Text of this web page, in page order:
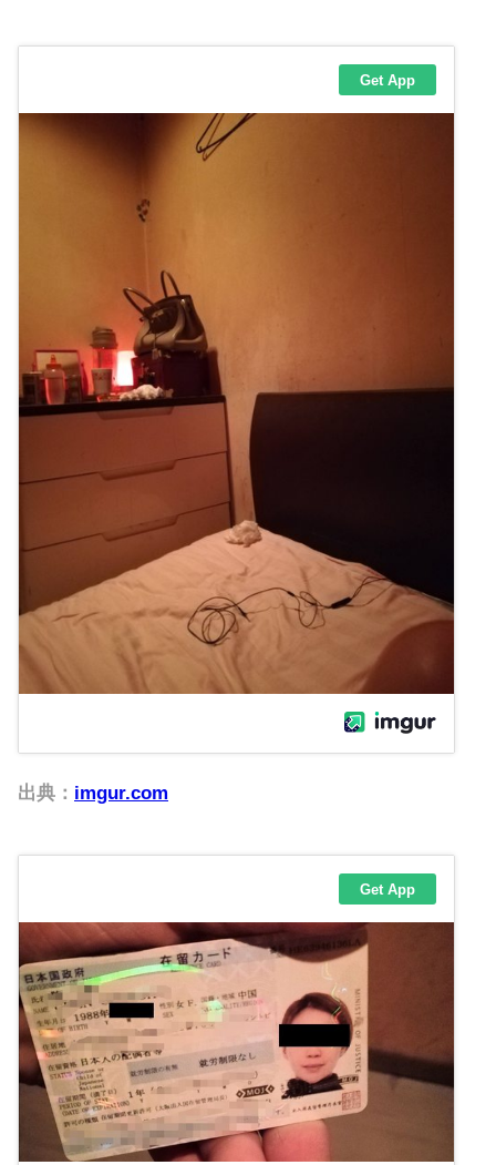
出典： imgur.com